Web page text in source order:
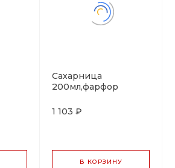
Сахарница
200мл,фарфор
"IMPRESS"
1 103 ₽
В КОРЗИНУ